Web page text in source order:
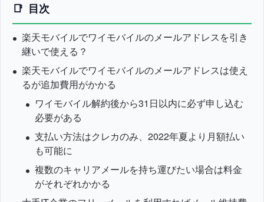
目次
楽天モバイルでワイモバイルのメールアドレスを引き
継いで使える？
楽天モバイルでワイモバイルのメールアドレスは使え
るが追加費用がかかる
ワイモバイル解約後から31日以内に必ず申し込む
必要がある
支払い方法はクレカのみ、2022年夏より月額払い
も可能に
複数のキャリアメールを持ち運びたい場合は料金
がそれぞれかかる